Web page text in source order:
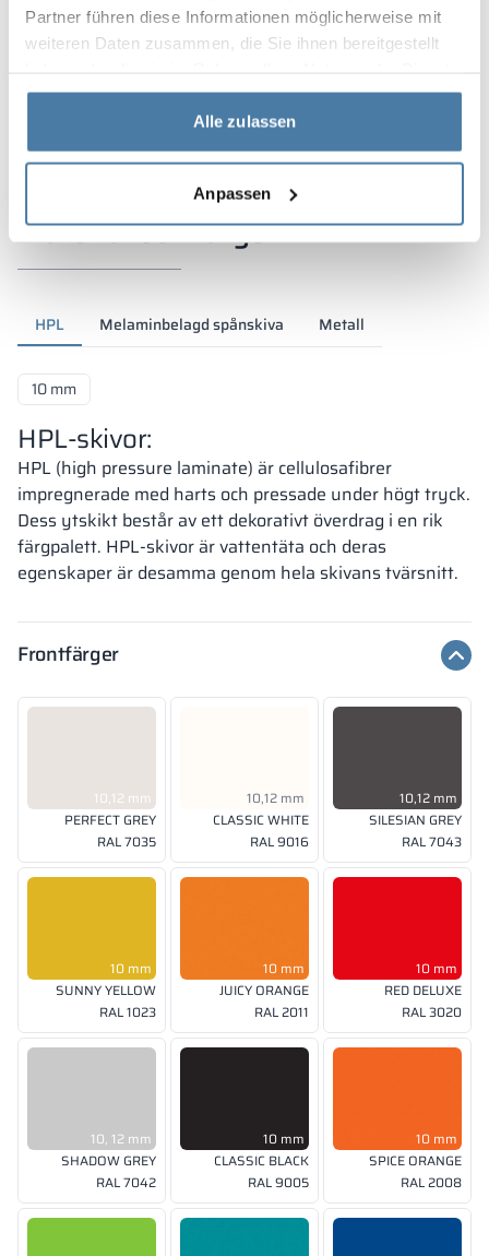
Partner führen diese Informationen möglicherweise mit
weiteren Daten zusammen, die Sie ihnen bereitgestellt
gesammelt haben.
Alle zulassen
Anpassen
Material och färger
HPL Melaminbelagd spånskiva Metall
10 mm
HPL-skivor:
HPL (high pressure laminate) är cellulosafibrer
impregnerade med harts och pressade under högt tryck.
Dess ytskikt består av ett dekorativt överdrag i en rik
färgpalett. HPL-skivor är vattentäta och deras
egenskaper är desamma genom hela skivans tvärsnitt.
Frontfärger
10,12 mm
PERFECT GREY
RAL 7035
10,12 mm
CLASSIC WHITE
RAL 9016
10,12 mm
SILESIAN GREY
RAL 7043
10 mm
SUNNY YELLOW
RAL 1023
10 mm
JUICY ORANGE
RAL 2011
10 mm
RED DELUXE
RAL 3020
10, 12 mm
SHADOW GREY
RAL 7042
10 mm
CLASSIC BLACK
RAL 9005
10 mm
SPICE ORANGE
RAL 2008